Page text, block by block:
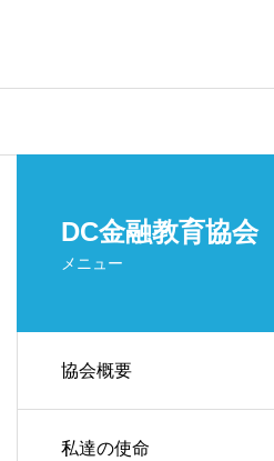
融教育サービス
資産活用を繋げて考える～
DC金融教育協会
メニュー
協会概要
私達の使命